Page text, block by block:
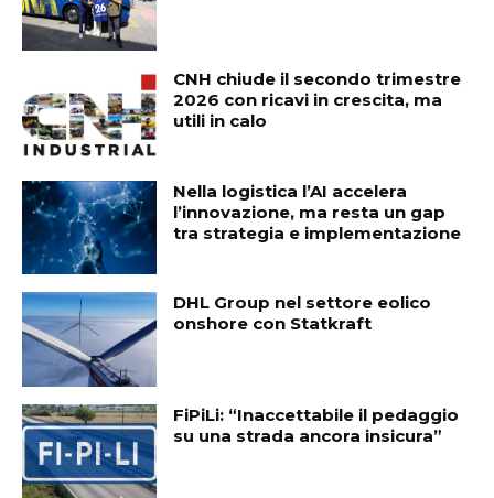
CNH chiude il secondo trimestre
2026 con ricavi in crescita, ma
utili in calo
Nella logistica l’AI accelera
l’innovazione, ma resta un gap
tra strategia e implementazione
DHL Group nel settore eolico
onshore con Statkraft
FiPiLi: “Inaccettabile il pedaggio
su una strada ancora insicura”